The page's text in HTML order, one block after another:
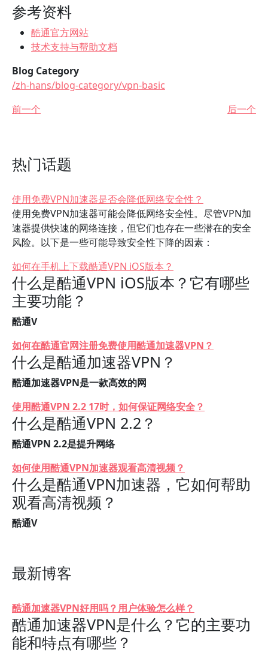
参考资料
酷通官方网站
技术支持与帮助文档
Blog Category
/zh-hans/blog-category/vpn-basic
前一个
后一个
热门话题
使用免费VPN加速器是否会降低网络安全性？
使用免费VPN加速器可能会降低网络安全性。尽管VPN加
速器提供快速的网络连接，但它们也存在一些潜在的安全
风险。以下是一些可能导致安全性下降的因素：
如何在手机上下载酷通VPN iOS版本？
什么是酷通VPN iOS版本？它有哪些
主要功能？
酷通V
如何在酷通官网注册免费使用酷通加速器VPN？
什么是酷通加速器VPN？
酷通加速器VPN是一款高效的网
使用酷通VPN 2.2 17时，如何保证网络安全？
什么是酷通VPN 2.2？
酷通VPN 2.2是提升网络
如何使用酷通VPN加速器观看高清视频？
什么是酷通VPN加速器，它如何帮助
观看高清视频？
酷通V
最新博客
酷通加速器VPN好用吗？用户体验怎么样？
酷通加速器VPN是什么？它的主要功
能和特点有哪些？